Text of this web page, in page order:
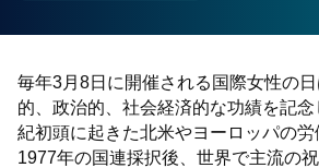
会社
毎年3月8日に開催される国際女性の
的、政治的、社会経済的な功績を記
紀初頭に起きた北米やヨーロッパの
1977年の国連採択後、世界で主流の祝